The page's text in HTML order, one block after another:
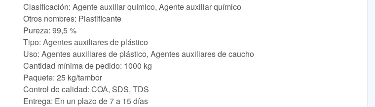
Clasificación: Agente auxiliar químico, Agente auxiliar químico
Otros nombres: Plastificante
Pureza: 99,5 %
Tipo: Agentes auxiliares de plástico
Uso: Agentes auxiliares de plástico, Agentes auxiliares de caucho
Cantidad mínima de pedido: 1000 kg
Paquete: 25 kg/tambor
Control de calidad: COA, SDS, TDS
Entrega: En un plazo de 7 a 15 días